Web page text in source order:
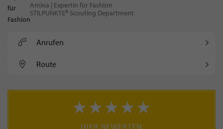
Amina | Expertin für Fashion
STILPUNKTE® Scouting Department
Anrufen
Route
HIER BEWERTEN